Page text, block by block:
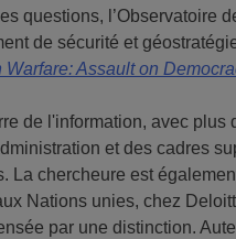
questions, l’Observatoire
de sécurité et
Assault on
de l'information, avec plus
et des cadres
chercheure est
Nations unies, chez
par une distinction.